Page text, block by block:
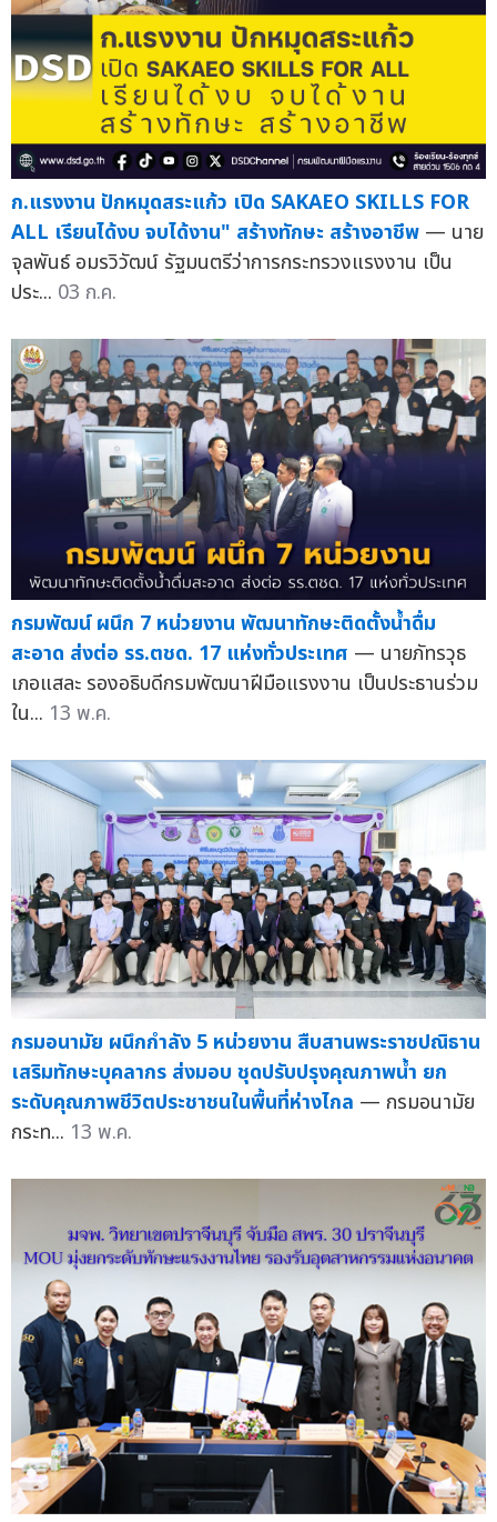
ก.แรงงาน ปักหมุดสระแก้ว เปิด SAKAEO SKILLS FOR
ALL เรียนได้งบ จบได้งาน" สร้างทักษะ สร้างอาชีพ — นาย
จุลพันธ์ อมรวิวัฒน์ รัฐมนตรีว่าการกระทรวงแรงงาน เป็น
ประ... 03 ก.ค.
กรมพัฒน์ ผนึก 7 หน่วยงาน พัฒนาทักษะติดตั้งน้ำดื่ม
สะอาด ส่งต่อ รร.ตชด. 17 แห่งทั่วประเทศ — นายภัทรวุธ
เภอแสละ รองอธิบดีกรมพัฒนาฝีมือแรงงาน เป็นประธานร่วม
ใน... 13 พ.ค.
กรมอนามัย ผนึกกำลัง 5 หน่วยงาน สืบสานพระราชปณิธาน
เสริมทักษะบุคลากร ส่งมอบ ชุดปรับปรุงคุณภาพน้ำ ยก
ระดับคุณภาพชีวิตประชาชนในพื้นที่ห่างไกล — กรมอนามัย
กระท... 13 พ.ค.